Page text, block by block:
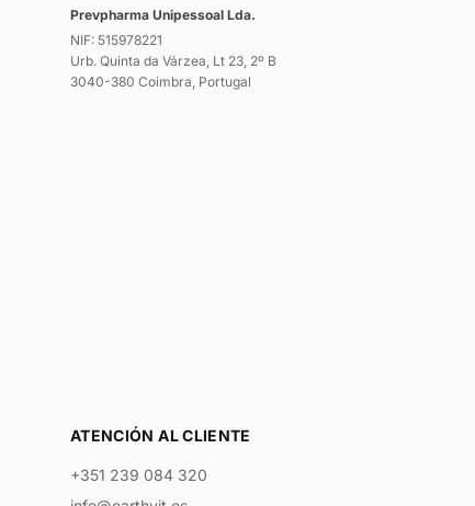
Prevpharma Unipessoal Lda.
NIF: 515978221
Urb. Quinta da Várzea, Lt 23, 2º B
3040-380 Coimbra, Portugal
ATENCIÓN AL CLIENTE
+351 239 084 320